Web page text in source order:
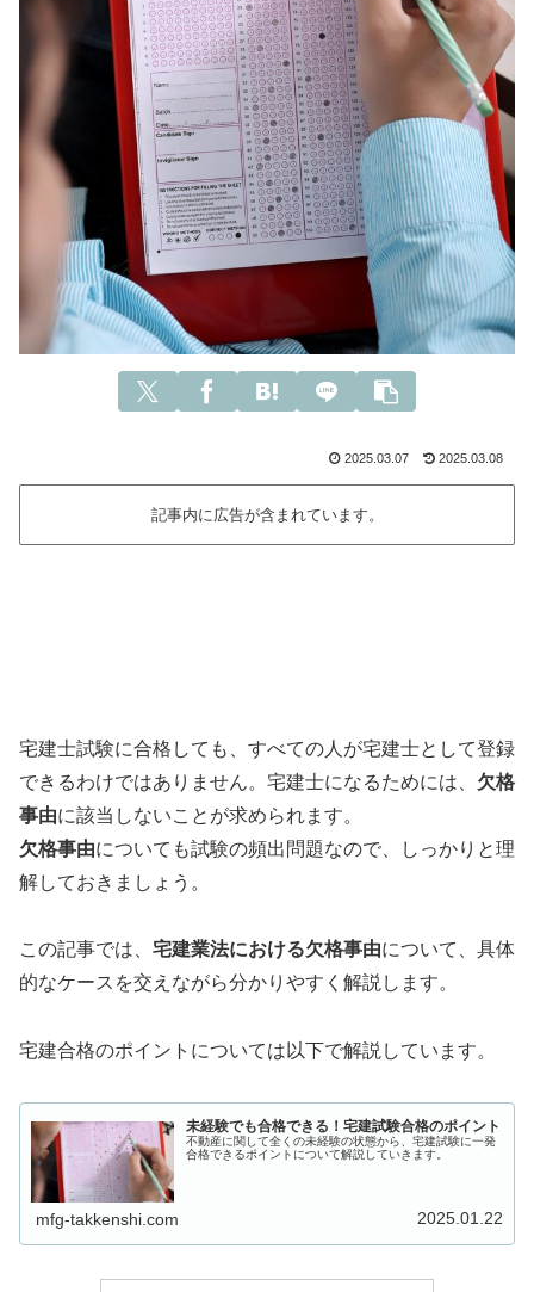
2025.03.07 2025.03.08
記事内に広告が含まれています。
宅建士試験に合格しても、すべての人が宅建士として登録
できるわけではありません。宅建士になるためには、 欠格
事由に該当しないことが求められます。
欠格事由についても試験の頻出問題なので、しっかりと理
解しておきましょう。
この記事では、 宅建業法における欠格事由について、具体
的なケースを交えながら分かりやすく解説します。
宅建合格のポイントについては以下で解説しています。
未経験でも合格できる！宅建試験合格のポイント
不動産に関して全くの未経験の状態から、宅建試験に一発
合格できるポイントについて解説していきます。
mfg-takkenshi.com 2025.01.22